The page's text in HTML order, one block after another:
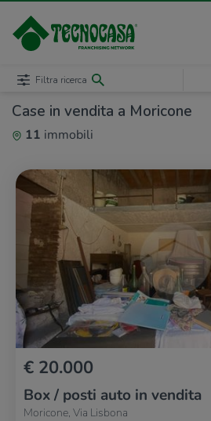
Case in vendita a Moricone
11 immobili
Filtra ricerca
€ 20.000
Box / posti auto in vendita
Moricone, Via Lisbona